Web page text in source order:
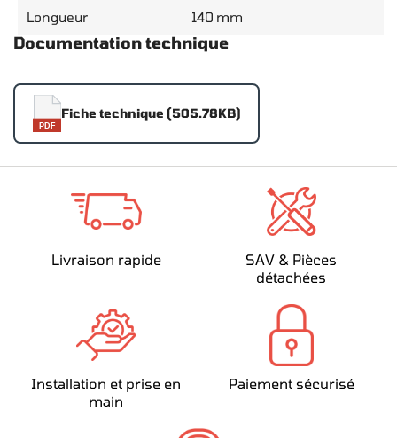
Longueur 140 mm
Documentation technique
PDF
Fiche technique (505.78KB)
Livraison rapide
SAV & Pièces
détachées
Installation et prise en
main
Paiement sécurisé